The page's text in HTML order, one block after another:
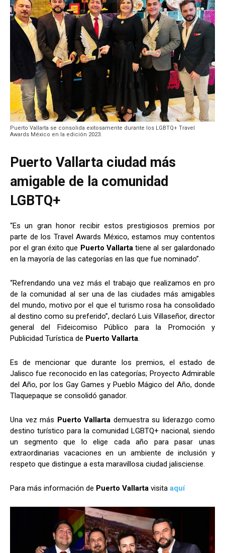
Puerto Vallarta se consolida exitosamente durante los LGBTQ+ Travel
Awards México en la edición 2023.
Puerto Vallarta ciudad más
amigable de la comunidad
LGBTQ+
“Es un gran honor recibir estos prestigiosos premios por
parte de los Travel Awards México, estamos muy contentos
por el gran éxito que Puerto Vallartatiene al ser galardonado
en la mayoría de las categorías en las que fue nominado”.
“Refrendando una vez más el trabajo que realizamos en pro
de la comunidad al ser una de las ciudades más amigables
del mundo, motivo por el que el turismo rosa ha consolidado
al destino como su preferido”, declaró Luis Villaseñor, director
general del Fideicomiso Público para la Promoción y
Publicidad Turística de Puerto Vallarta.
Es de mencionar que durante los premios, el estado de
Jalisco fue reconocido en las categorías; Proyecto Admirable
del Año, por los Gay Games y Pueblo Mágico del Año, donde
Tlaquepaque se consolidó ganador.
Una vez más Puerto Vallarta demuestra su liderazgo como
destino turístico para la comunidad LGBTQ+ nacional, siendo
un segmento que lo elige cada año para pasar unas
extraordinarias vacaciones en un ambiente de inclusión y
respeto que distingue a esta maravillosa ciudad jalisciense.
Para más información de Puerto Vallarta visita aquí